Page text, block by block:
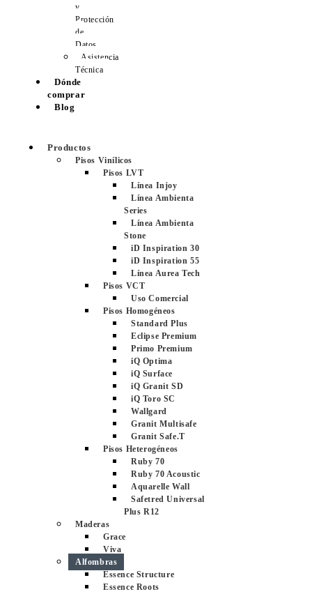
y
Protección
de
Datos
Asistencia
Técnica
Dónde
comprar
Blog
Productos
Pisos Vinílicos
Pisos LVT
Línea Injoy
Línea Ambienta
Series
Línea Ambienta
Stone
iD Inspiration 30
iD Inspiration 55
Línea Aurea Tech
Pisos VCT
Uso Comercial
Pisos Homogéneos
Standard Plus
Eclipse Premium
Primo Premium
iQ Optima
iQ Surface
iQ Granit SD
iQ Toro SC
Wallgard
Granit Multisafe
Granit Safe.T
Pisos Heterogéneos
Ruby 70
Ruby 70 Acoustic
Aquarelle Wall
Safetred Universal
Plus R12
Maderas
Grace
Viva
Alfombras
Essence Structure
Essence Roots